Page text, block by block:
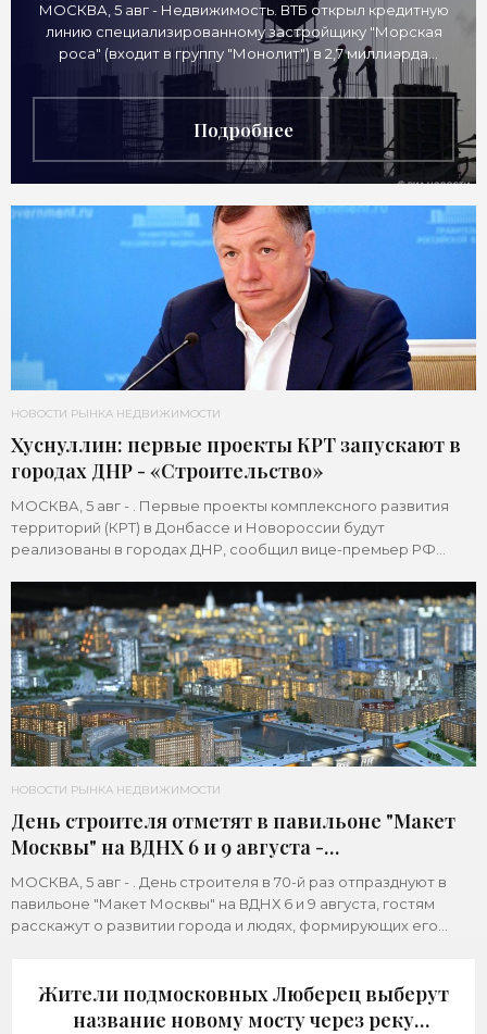
МОСКВА, 5 авг - Недвижимость. ВТБ открыл кредитную
линию специализированному застройщику "Морская
роса" (входит в группу "Монолит") в 2,7 миллиарда
рублей для
Подробнее
НОВОСТИ РЫНКА НЕДВИЖИМОСТИ
Хуснуллин: первые проекты КРТ запускают в
городах ДНР - «Строительство»
МОСКВА, 5 авг - . Первые проекты комплексного развития
территорий (КРТ) в Донбассе и Новороссии будут
реализованы в городах ДНР, сообщил вице-премьер РФ
НОВОСТИ РЫНКА НЕДВИЖИМОСТИ
День строителя отметят в павильоне "Макет
Москвы" на ВДНХ 6 и 9 августа -
«Строительство»
МОСКВА, 5 авг - . День строителя в 70-й раз отпразднуют в
павильоне "Макет Москвы" на ВДНХ 6 и 9 августа, гостям
расскажут о развитии города и людях, формирующих его
Жители подмосковных Люберец выберут
название новому мосту через реку